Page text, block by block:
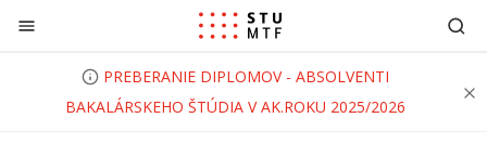
Prejsť na obsah
PREBERANIE DIPLOMOV - ABSOLVENTI
BAKALÁRSKEHO ŠTÚDIA V AK.ROKU 2025/2026